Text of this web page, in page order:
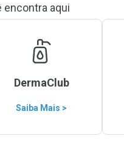
aqui
DermaClub
Saiba Mais >